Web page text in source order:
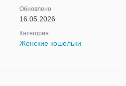
Обновлено
16.05.2026
Категория
Женские кошельки